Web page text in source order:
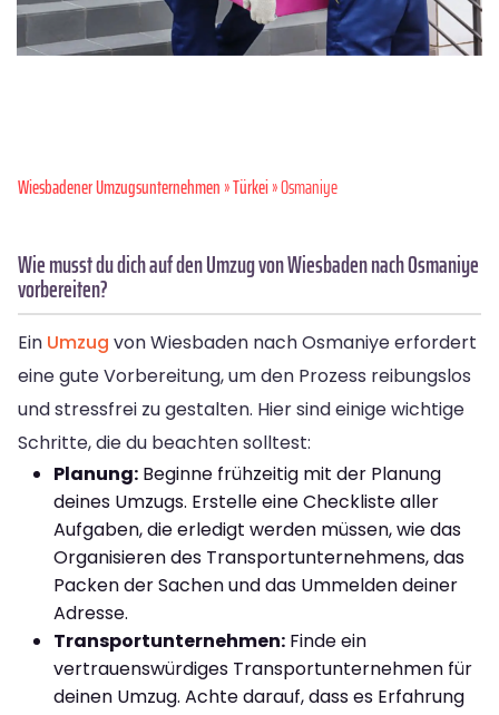
Wiesbadener Umzugsunternehmen»Türkei» Osmaniye
Wie musst du dich auf den Umzug von Wiesbaden nach Osmaniye
vorbereiten?
Ein Umzug von Wiesbaden nach Osmaniye erfordert
eine gute Vorbereitung, um den Prozess reibungslos
und stressfrei zu gestalten. Hier sind einige wichtige
Schritte, die du beachten solltest:
Planung: Beginne frühzeitig mit der Planung
deines Umzugs. Erstelle eine Checkliste aller
Aufgaben, die erledigt werden müssen, wie das
Organisieren des Transportunternehmens, das
Packen der Sachen und das Ummelden deiner
Adresse.
Transportunternehmen: Finde ein
vertrauenswürdiges Transportunternehmen für
deinen Umzug. Achte darauf, dass es Erfahrung